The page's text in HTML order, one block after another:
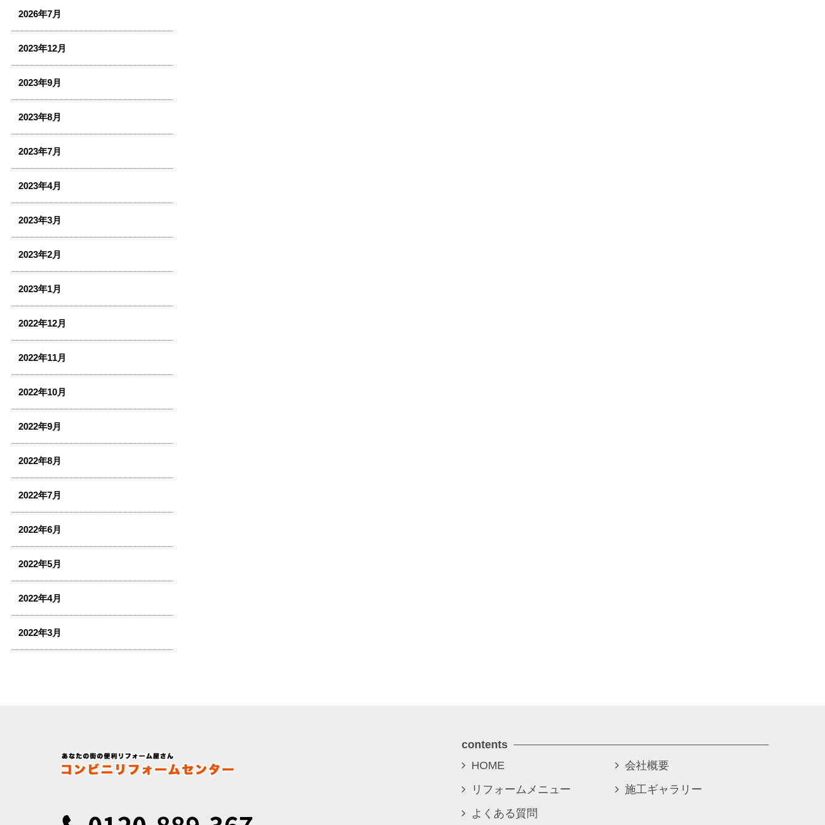
2026年7月
2023年12月
2023年9月
2023年8月
2023年7月
2023年4月
2023年3月
2023年2月
2023年1月
2022年12月
2022年11月
2022年10月
2022年9月
2022年8月
2022年7月
2022年6月
2022年5月
2022年4月
2022年3月
contents
HOME
会社概要
リフォームメニュー
施工ギャラリー
よくある質問